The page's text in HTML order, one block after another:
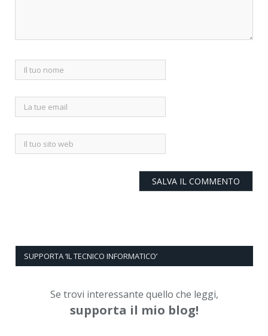
SUPPORTA ‘IL TECNICO INFORMATICO’
Se trovi interessante quello che leggi,
supporta il mio blog!